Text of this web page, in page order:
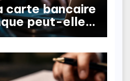
carte bancaire
peut-elle
?